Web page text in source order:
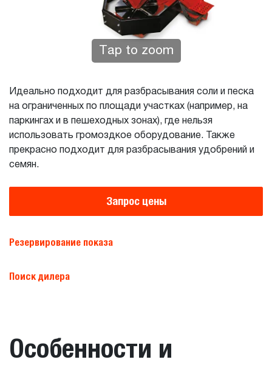
Tap to zoom
Идеально подходит для разбрасывания соли и песка
на ограниченных по площади участках (например, на
паркингах и в пешеходных зонах), где нельзя
использовать громоздкое оборудование. Также
прекрасно подходит для разбрасывания удобрений и
семян.
Запрос цены
Резервирование показа
Поиск дилера
Особенности и